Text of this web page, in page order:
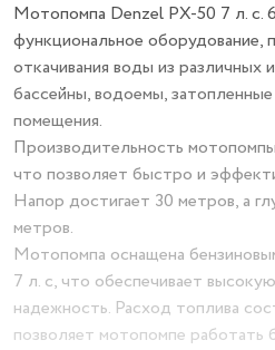
Мотопомпа Denzel PX-50 7 л. с.
функциональное оборудование,
откачивания воды из различных
бассейны, водоемы,
помещения.
Производительность
что позволяет быстро и
Напор достигает 30 метров, а
метров.
Мотопомпа оснащена
7 л. с, что обеспечивает
надежность. Расход топлива
позволяет мотопомпе работать